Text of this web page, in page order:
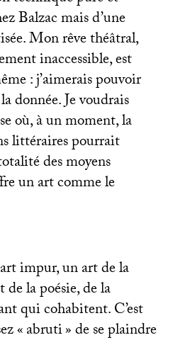
Balzac mais d’une
Mon rêve théâtral,
inaccessible, est
: j’aimerais pouvoir
donnée. Je voudrais
où, à un moment, la
littéraires pourrait
des moyens
un art comme le
impur, un art de la
de la poésie, de la
qui cohabitent. C’est
«abruti» de se plaindre